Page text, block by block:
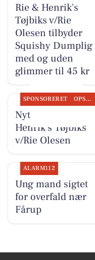
Rie & Henrik's
Tøjbiks v/Rie
Olesen tilbyder
Squishy Dumplig
med og uden
glimmer til 45 kr
SPONSORERET OPSLAGSTAVLEN
Nyt fra Rie &
Henrik's Tøjbiks
v/Rie Olesen
ALARM112
Ung mand sigtet
for overfald nær
Fårup